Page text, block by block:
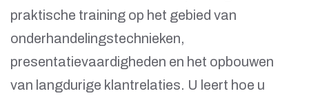
praktische training op het gebied van
onderhandelingstechnieken,
presentatievaardigheden en het opbouwen
van langdurige klantrelaties. U leert hoe u